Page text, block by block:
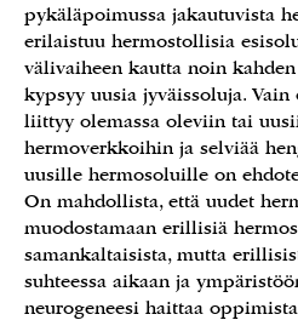
pykäläpoimussa jakautuvista
erilaistuu hermostollisia
välivaiheen kautta noin
kypsyy uusia jyväissoluja.
liittyy olemassa oleviin tai
hermoverkkoihin ja selviää
uusille hermosoluille on
On mahdollista, että uudet
muodostamaan erillisiä
samankaltaisista, mutta
suhteessa aikaan ja
neurogeneesi haittaa